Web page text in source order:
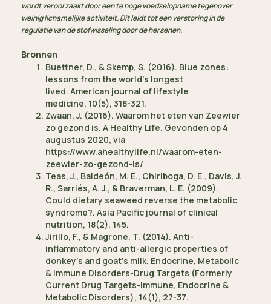
wordt veroorzaakt door een te hoge voedselopname tegenover
weinig lichamelijke activiteit. Dit leidt tot een verstoring in de
regulatie van de stofwisseling door de hersenen.
Bronnen
Buettner, D., & Skemp, S. (2016). Blue zones:
lessons from the world’s longest
lived. American journal of lifestyle
medicine, 10(5), 318-321.
Zwaan, J. (2016). Waarom het eten van Zeewier
zo gezond is. A Healthy Life. Gevonden op 4
augustus 2020, via
https://www.ahealthylife.nl/waarom-eten-
zeewier-zo-gezond-is/
Teas, J., Baldeón, M. E., Chiriboga, D. E., Davis, J.
R., Sarriés, A. J., & Braverman, L. E. (2009).
Could dietary seaweed reverse the metabolic
syndrome?. Asia Pacific journal of clinical
nutrition, 18(2), 145.
Jirillo, F., & Magrone, T. (2014). Anti-
inflammatory and anti-allergic properties of
donkey’s and goat’s milk. Endocrine, Metabolic
& Immune Disorders-Drug Targets (Formerly
Current Drug Targets-Immune, Endocrine &
Metabolic Disorders), 14(1), 27-37.